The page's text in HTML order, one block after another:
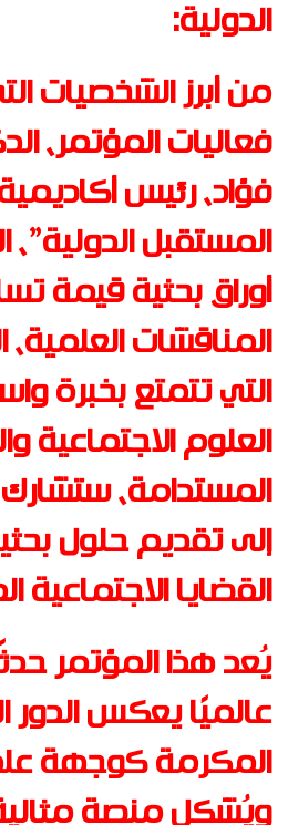
الدولية:
من أبرز الشخصيات
فعاليات المؤتمر،
فؤاد، رئيس
المستقبل
أوراق بحثية قيمة
المناقشات العلمية،
التي تتمتع بخبرة
العلوم الاجتماعية
المستدامة،
إلى تقديم حلول
القضايا الاجتماعية
يُعد هذا المؤتمر
عالميًا يعكس الدور
المكرمة كوجهة
ويُشكل منصة مثالية